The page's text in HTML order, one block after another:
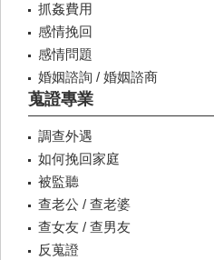
抓姦費用
感情挽回
感情問題
婚姻諮詢 / 婚姻諮商
蒐證專業
調查外遇
如何挽回家庭
被監聽
查老公 / 查老婆
查女友 / 查男友
反蒐證